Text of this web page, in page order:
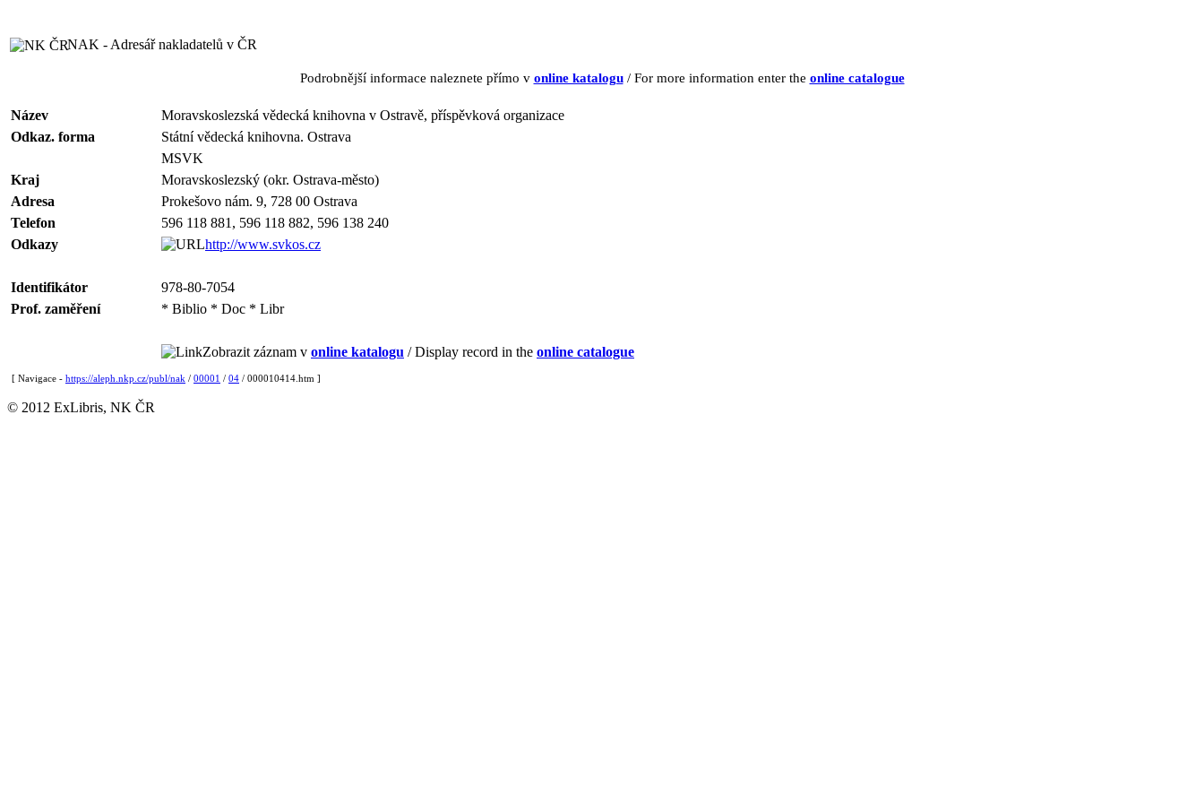
NAK - Adresář nakladatelů v ČR
Podrobnější informace naleznete přímo v online katalogu/ For more information enter the online catalogue
Název
Moravskoslezská vědecká knihovna v Ostravě, příspěvková organizace
Odkaz. forma
Státní vědecká knihovna. Ostrava
MSVK
Kraj
Moravskoslezský (okr. Ostrava-město)
Adresa
Prokešovo nám. 9, 728 00 Ostrava
Telefon
596 118 881, 596 118 882, 596 138 240
Odkazy
http://www.svkos.cz
Identifikátor
978-80-7054
Prof. zaměření
* Biblio * Doc * Libr
Zobrazit záznam v online katalogu / Display record in the online catalogue
[ Navigace - https://aleph.nkp.cz/publ/nak / 00001 / 04 / 000010414.htm ]
© 2012 ExLibris, NK ČR